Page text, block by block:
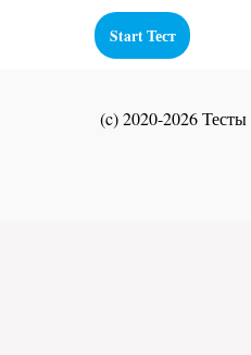
(c) 2020-2026